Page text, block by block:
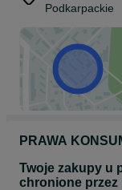
Podkarpackie
PRAWA
Twoje zakupy u
chronione